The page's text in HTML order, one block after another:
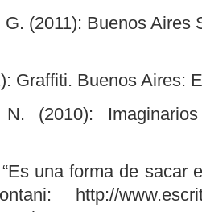
(2011): Buenos Aires
Graffiti. Buenos Aires:
(2010):
una forma de sacar
http://